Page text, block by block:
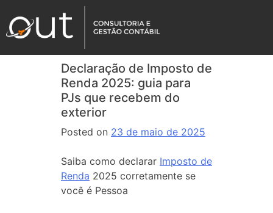
Declaração de Imposto de
Renda 2025: guia para
PJs que recebem do
exterior
Posted on 23 de maio de 2025
Saiba como declarar Imposto de
Renda 2025 corretamente se
você é Pessoa